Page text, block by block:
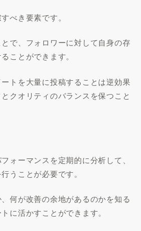
べき要素です。
で、フォロワーに対して自身の存
ことができます。
トを大量に投稿することは逆効果
クオリティのバランスを保つこと
ォーマンスを定期的に分析して、
うことが必要です。
何が改善の余地があるのかを知る
に活かすことができます。